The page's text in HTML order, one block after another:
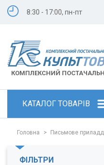
8:30 - 17:00, пн-пт
КОМПЛЕКСНИЙ
КАТАЛОГ ТОВАРІВ
Головна > Письмове
ФІЛЬТРИ